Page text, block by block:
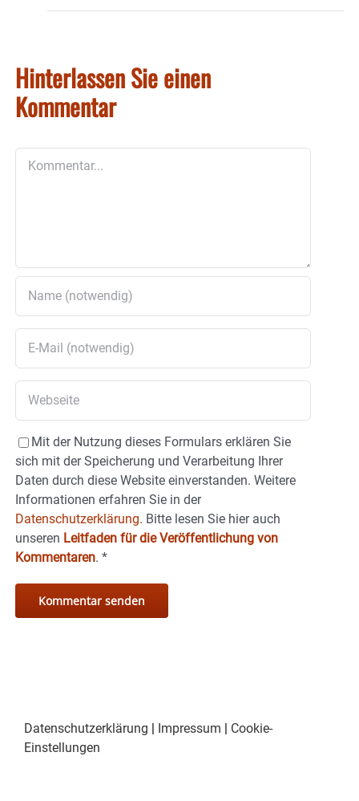
Hinterlassen Sie einen
Kommentar
Mit der Nutzung dieses Formulars erklären Sie
sich mit der Speicherung und Verarbeitung Ihrer
Daten durch diese Website einverstanden. Weitere
Informationen erfahren Sie in der
Datenschutzerklärung. Bitte lesen Sie hier auch
unseren Leitfaden für die Veröffentlichung von
Kommentaren. *
Datenschutzerklärung | Impressum | Cookie-
Einstellungen